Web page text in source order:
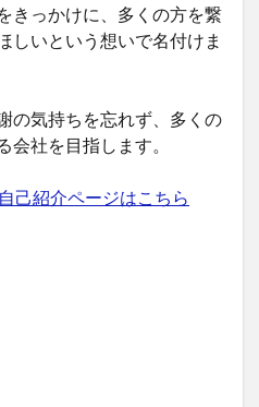
きっかけに、多くの方を繋
しいという想いで名付けま
の気持ちを忘れず、多くの
会社を目指します。
己紹介ページはこちら